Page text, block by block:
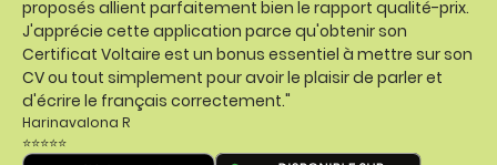
proposés allient parfaitement bien le rapport qualité-prix.
J'apprécie cette application parce qu'obtenir son
Certificat Voltaire est un bonus essentiel à mettre sur son
CV ou tout simplement pour avoir le plaisir de parler et
d'écrire le français correctement."
Harinavalona R
⭐⭐⭐⭐⭐